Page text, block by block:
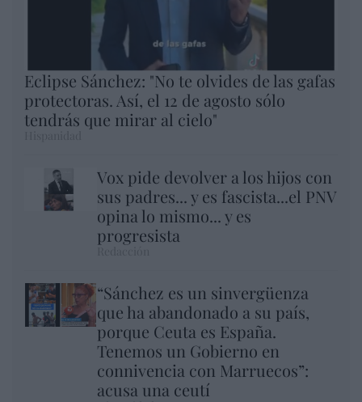
Eclipse Sánchez: "No te olvides de las gafas
protectoras. Así, el 12 de agosto sólo
tendrás que mirar al cielo"
Vox pide devolver a los hijos con
sus padres... y es fascista...el PNV
opina lo mismo... y es
progresista
“Sánchez es un sinvergüenza
que ha abandonado a su país,
porque Ceuta es España.
Tenemos un Gobierno en
connivencia con Marruecos”:
acusa una ceutí